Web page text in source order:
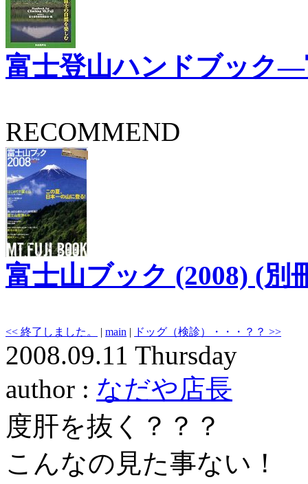
富士登山ハンドブック
RECOMMEND
富士山ブック (2008) (別
<< 終了しました。 | main | ドッグ（検診）・・・？？ >>
2008.09.11 Thursday
author : なだや店長
度肝を抜く？？？
こんなの見た事ない！